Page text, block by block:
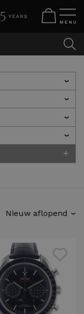
›
›
›
›
+
›